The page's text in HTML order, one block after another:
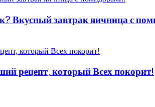
Вкусный завтрак яичница с
рецепт, который Всех покорит!